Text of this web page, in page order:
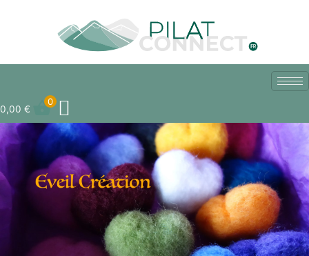
0,00 €
0